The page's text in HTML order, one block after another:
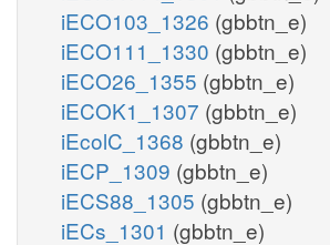
iECO103_1326 (gbbtn_e)
iECO111_1330 (gbbtn_e)
iECO26_1355 (gbbtn_e)
iECOK1_1307 (gbbtn_e)
iEcolC_1368 (gbbtn_e)
iECP_1309 (gbbtn_e)
iECS88_1305 (gbbtn_e)
iECs_1301 (gbbtn_e)